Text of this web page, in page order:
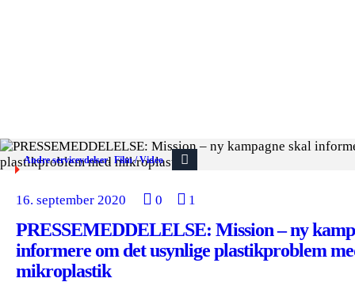
Andre serviceydelser, Film / Video
16. september 2020 0 1
PRESSEMEDDELELSE: Mission – ny
informere om det usynlige plastikproblem
mikroplastik